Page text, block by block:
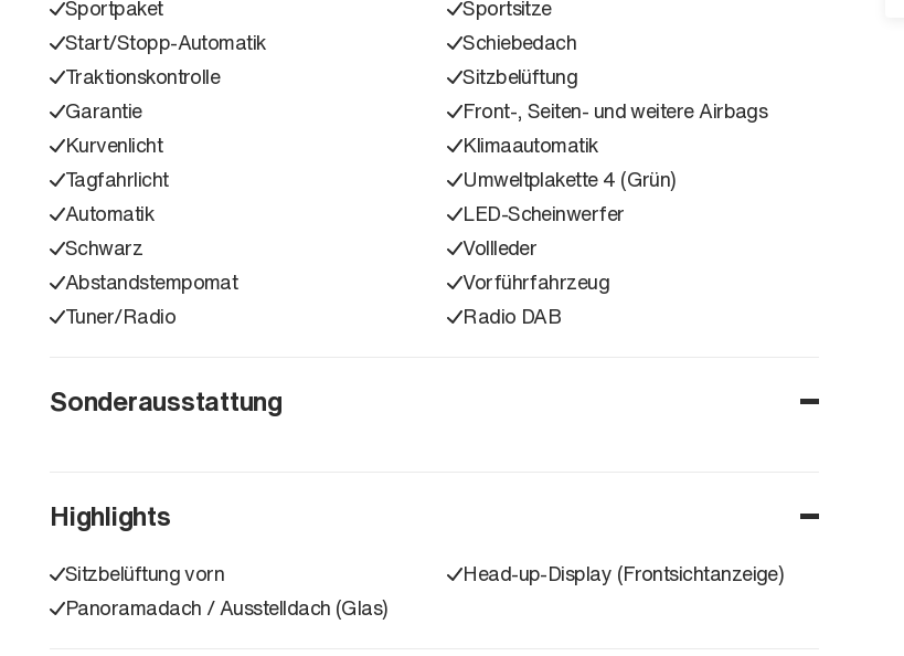
Sportpaket
Sportsitze
Start/Stopp-Automatik
Schiebedach
Traktionskontrolle
Sitzbelüftung
Garantie
Front-, Seiten- und weitere Airbags
Kurvenlicht
Klimaautomatik
Tagfahrlicht
Umweltplakette 4 (Grün)
Automatik
LED-Scheinwerfer
Schwarz
Vollleder
Abstandstempomat
Vorführfahrzeug
Tuner/Radio
Radio DAB
Sonderausstattung
Highlights
Sitzbelüftung vorn
Head-up-Display (Frontsichtanzeige)
Panoramadach / Ausstelldach (Glas)